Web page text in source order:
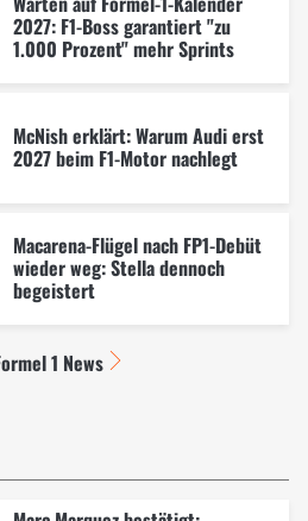
2027: F1-Boss garantiert "zu
1.000 Prozent" mehr Sprints
McNish erklärt: Warum Audi erst
2027 beim F1-Motor nachlegt
Macarena-Flügel nach FP1-Debüt
wieder weg: Stella dennoch
begeistert
1 News